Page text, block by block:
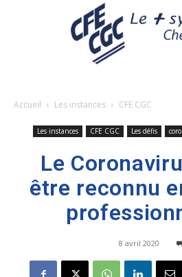
Accueil Les instances CFE CGC
Les instances CFE CGC Les défis
Le
être reconnu
8 avril 2020